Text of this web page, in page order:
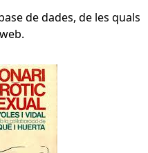
de dades, de les quals